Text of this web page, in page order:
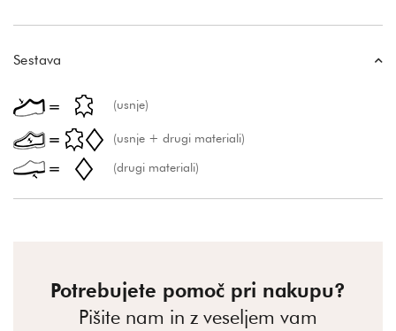
Sestava
(usnje)
(usnje + drugi materiali)
(drugi materiali)
Potrebujete pomoč pri nakupu?
Pišite nam in z veseljem vam